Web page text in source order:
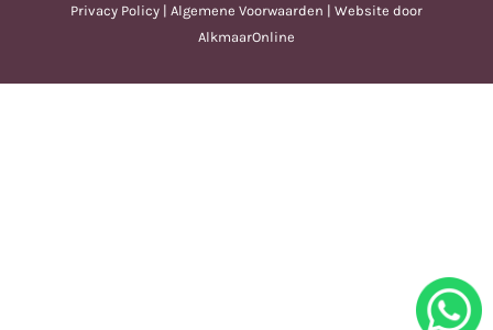
Privacy Policy | Algemene Voorwaarden | Website door
AlkmaarOnline